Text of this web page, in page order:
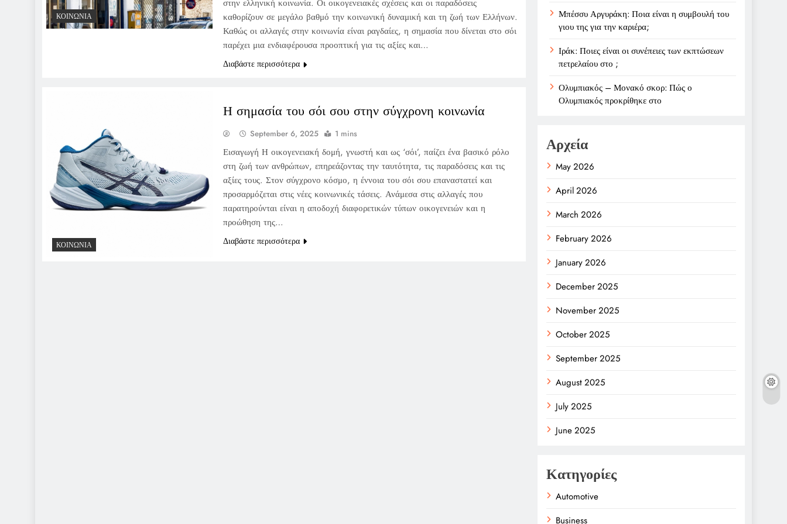
ΚΟΙΝΩΝΊΑ
στην ελληνική κοινωνία. Οι οικογενειακές σχέσεις και οι παραδόσεις
καθορίζουν σε μεγάλο βαθμό την κοινωνική δυναμική και τη ζωή των Ελλήνων.
Καθώς οι αλλαγές στην κοινωνία είναι ραγδαίες, η σημασία που δίνεται στο σόι
παρέχει μια ενδιαφέρουσα προοπτική για τις αξίες και…
Διαβάστε περισσότερα
ΚΟΙΝΩΝΊΑ
Η σημασία του σόι σου στην σύγχρονη κοινωνία
September 6, 2025 1 mins
Εισαγωγή Η οικογενειακή δομή, γνωστή και ως ‘σόι’, παίζει ένα βασικό ρόλο
στη ζωή των ανθρώπων, επηρεάζοντας την ταυτότητα, τις παραδόσεις και τις
αξίες τους. Στον σύγχρονο κόσμο, η έννοια του σόι σου επαναστατεί και
προσαρμόζεται στις νέες κοινωνικές τάσεις. Ανάμεσα στις αλλαγές που
παρατηρούνται είναι η αποδοχή διαφορετικών τύπων οικογενειών και η
προώθηση της…
Διαβάστε περισσότερα
Μπέσσυ Αργυράκη: Ποια είναι η συμβουλή του
γιου της για την καριέρα;
Ιράκ: Ποιες είναι οι συνέπειες των εκπτώσεων
πετρελαίου στο ;
Ολυμπιακός – Μονακό σκορ: Πώς ο
Ολυμπιακός προκρίθηκε στο
Αρχεία
May 2026
April 2026
March 2026
February 2026
January 2026
December 2025
November 2025
October 2025
September 2025
August 2025
July 2025
June 2025
Κατηγορίες
Automotive
Business